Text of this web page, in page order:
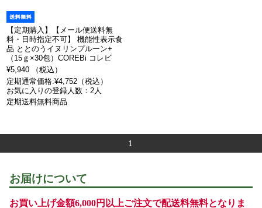
【定期購入】【メール便送料無
料・日時指定不可】 機能性表示食
品 ととのうイヌリンプルーン+
（15ｇ×30包）COREBi コレビ
¥5,940 （税込）
定期通常価格:¥4,752（税込）
お気に入りの登録人数：2人
定期送料無料商品
1